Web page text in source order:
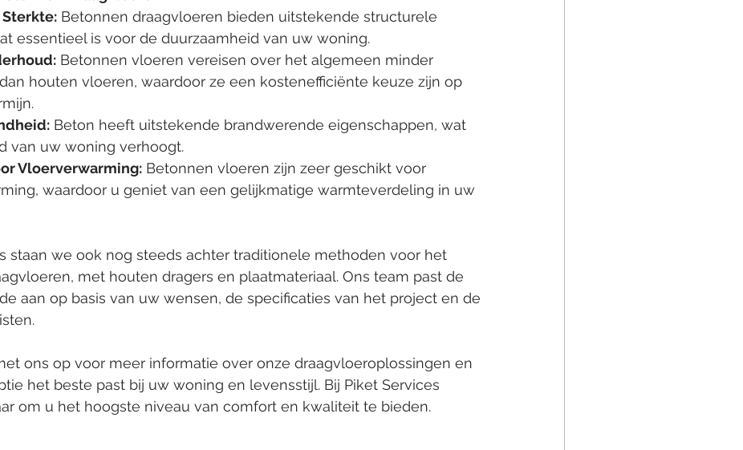
Betonnen draagvloeren bieden uitstekende structurele
essentieel is voor de duurzaamheid van uw woning.
Betonnen vloeren vereisen over het algemeen minder
houten vloeren, waardoor ze een kostenefficiënte keuze zijn op
Beton heeft uitstekende brandwerende eigenschappen, wat
van uw woning verhoogt.
Vloerverwarming: Betonnen vloeren zijn zeer geschikt voor
waardoor u geniet van een gelijkmatige warmteverdeling in uw
staan we ook nog steeds achter traditionele methoden voor het
met houten dragers en plaatmateriaal. Ons team past de
aan op basis van uw wensen, de specificaties van het project en de
ons op voor meer informatie over onze draagvloeroplossingen en
het beste past bij uw woning en levensstijl. Bij Piket Services
om u het hoogste niveau van comfort en kwaliteit te bieden.